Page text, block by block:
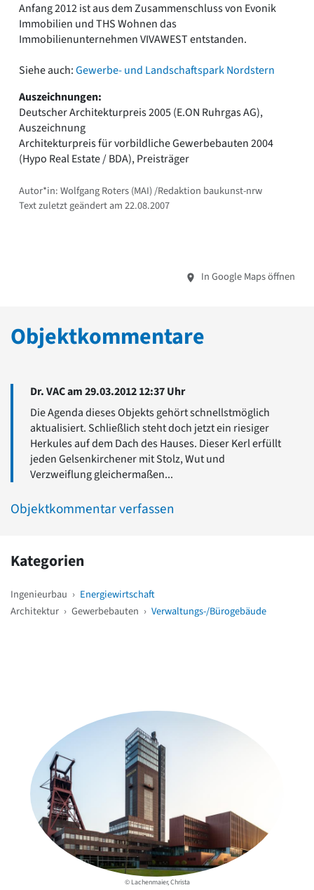
Anfang 2012 ist aus dem Zusammenschluss von Evonik
Immobilien und THS Wohnen das
Immobilienunternehmen VIVAWEST entstanden.
Siehe auch:Gewerbe- und Landschaftspark Nordstern
Auszeichnungen:
Deutscher Architekturpreis 2005 (E.ON Ruhrgas AG),
Auszeichnung
Architekturpreis für vorbildliche Gewerbebauten 2004
(Hypo Real Estate / BDA), Preisträger
Autor*in: Wolfgang Roters (MAI) /Redaktion baukunst-nrw
Text zuletzt geändert am 22.08.2007
In Google Maps öffnen
Objektkommentare
Dr. VAC am 29.03.2012 12:37 Uhr
Die Agenda dieses Objekts gehört schnellstmöglich
aktualisiert. Schließlich steht doch jetzt ein riesiger
Herkules auf dem Dach des Hauses. Dieser Kerl erfüllt
jeden Gelsenkirchener mit Stolz, Wut und
Verzweiflung gleichermaßen...
Objektkommentar verfassen
Kategorien
Ingenieurbau › Energiewirtschaft
Architektur › Gewerbebauten › Verwaltungs-/Bürogebäude
© Lachenmaier, Christa